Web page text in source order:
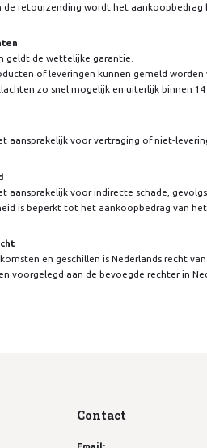
de retourzending wordt het aankoopbedrag
geldt de wettelijke garantie.
of leveringen kunnen gemeld
zo snel mogelijk en uiterlijk binnen
aansprakelijk voor vertraging of niet-
aansprakelijk voor indirecte schade,
is beperkt tot het aankoopbedrag van
en geschillen is Nederlands recht van
voorgelegd aan de bevoegde rechter in
Contact
Email: